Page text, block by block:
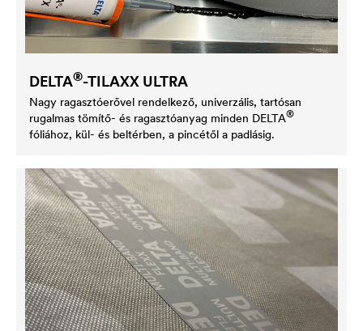
DELTA®-TILAXX ULTRA
Nagy ragasztóerővel rendelkező, univerzális, tartósan
rugalmas tömítő- és ragasztóanyag minden DELTA®
fóliához, kül- és beltérben, a pincétől a padlásig.